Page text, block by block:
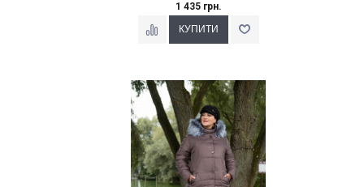
1 435 грн.
Наклейки Варіант з %